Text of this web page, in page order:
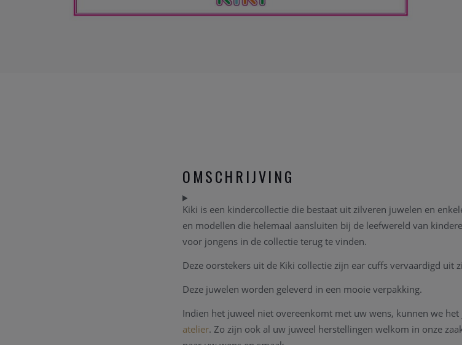
OMSCHRIJVING
Kiki is een kindercollectie die bestaat uit zilveren juwelen en
en modellen die helemaal aansluiten bij de leefwereld van
voor jongens in de collectie terug te vinden.
Deze oorstekers uit de Kiki collectie zijn ear cuffs vervaardigd uit
Deze juwelen worden geleverd in een mooie verpakking.
Indien het juweel niet overeenkomt met uw wens, kunnen we het
atelier. Zo zijn ook al uw juweel herstellingen welkom in onze